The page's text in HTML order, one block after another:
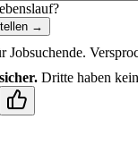
→
Jobsuchende.
Dritte haben